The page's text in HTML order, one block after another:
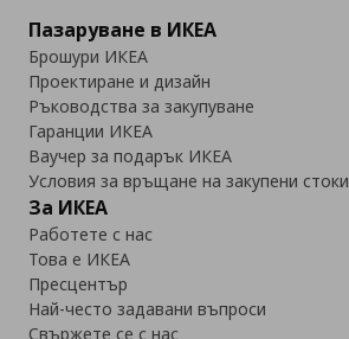
Пазаруване в ИКЕА
Брошури ИКЕА
Проектиране и дизайн
Ръководства за закупуване
Гаранции ИКЕА
Ваучер за подарък ИКЕА
Условия за връщане на закупени стоки
За ИКЕА
Работете с нас
Това е ИКЕА
Пресцентър
Най-често задавани въпроси
Свържете се с нас